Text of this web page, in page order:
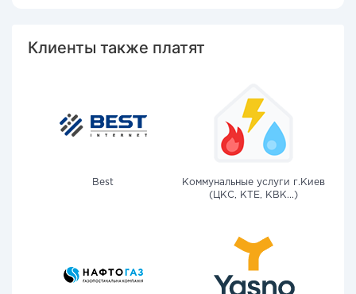
Клиенты также платят
Best
Коммунальные услуги г.Киев
(ЦКС, КТЕ, КВК...)